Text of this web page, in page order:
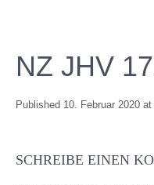
NZ JHV
Published 10. Februar 2020 at
SCHREIBE EINEN